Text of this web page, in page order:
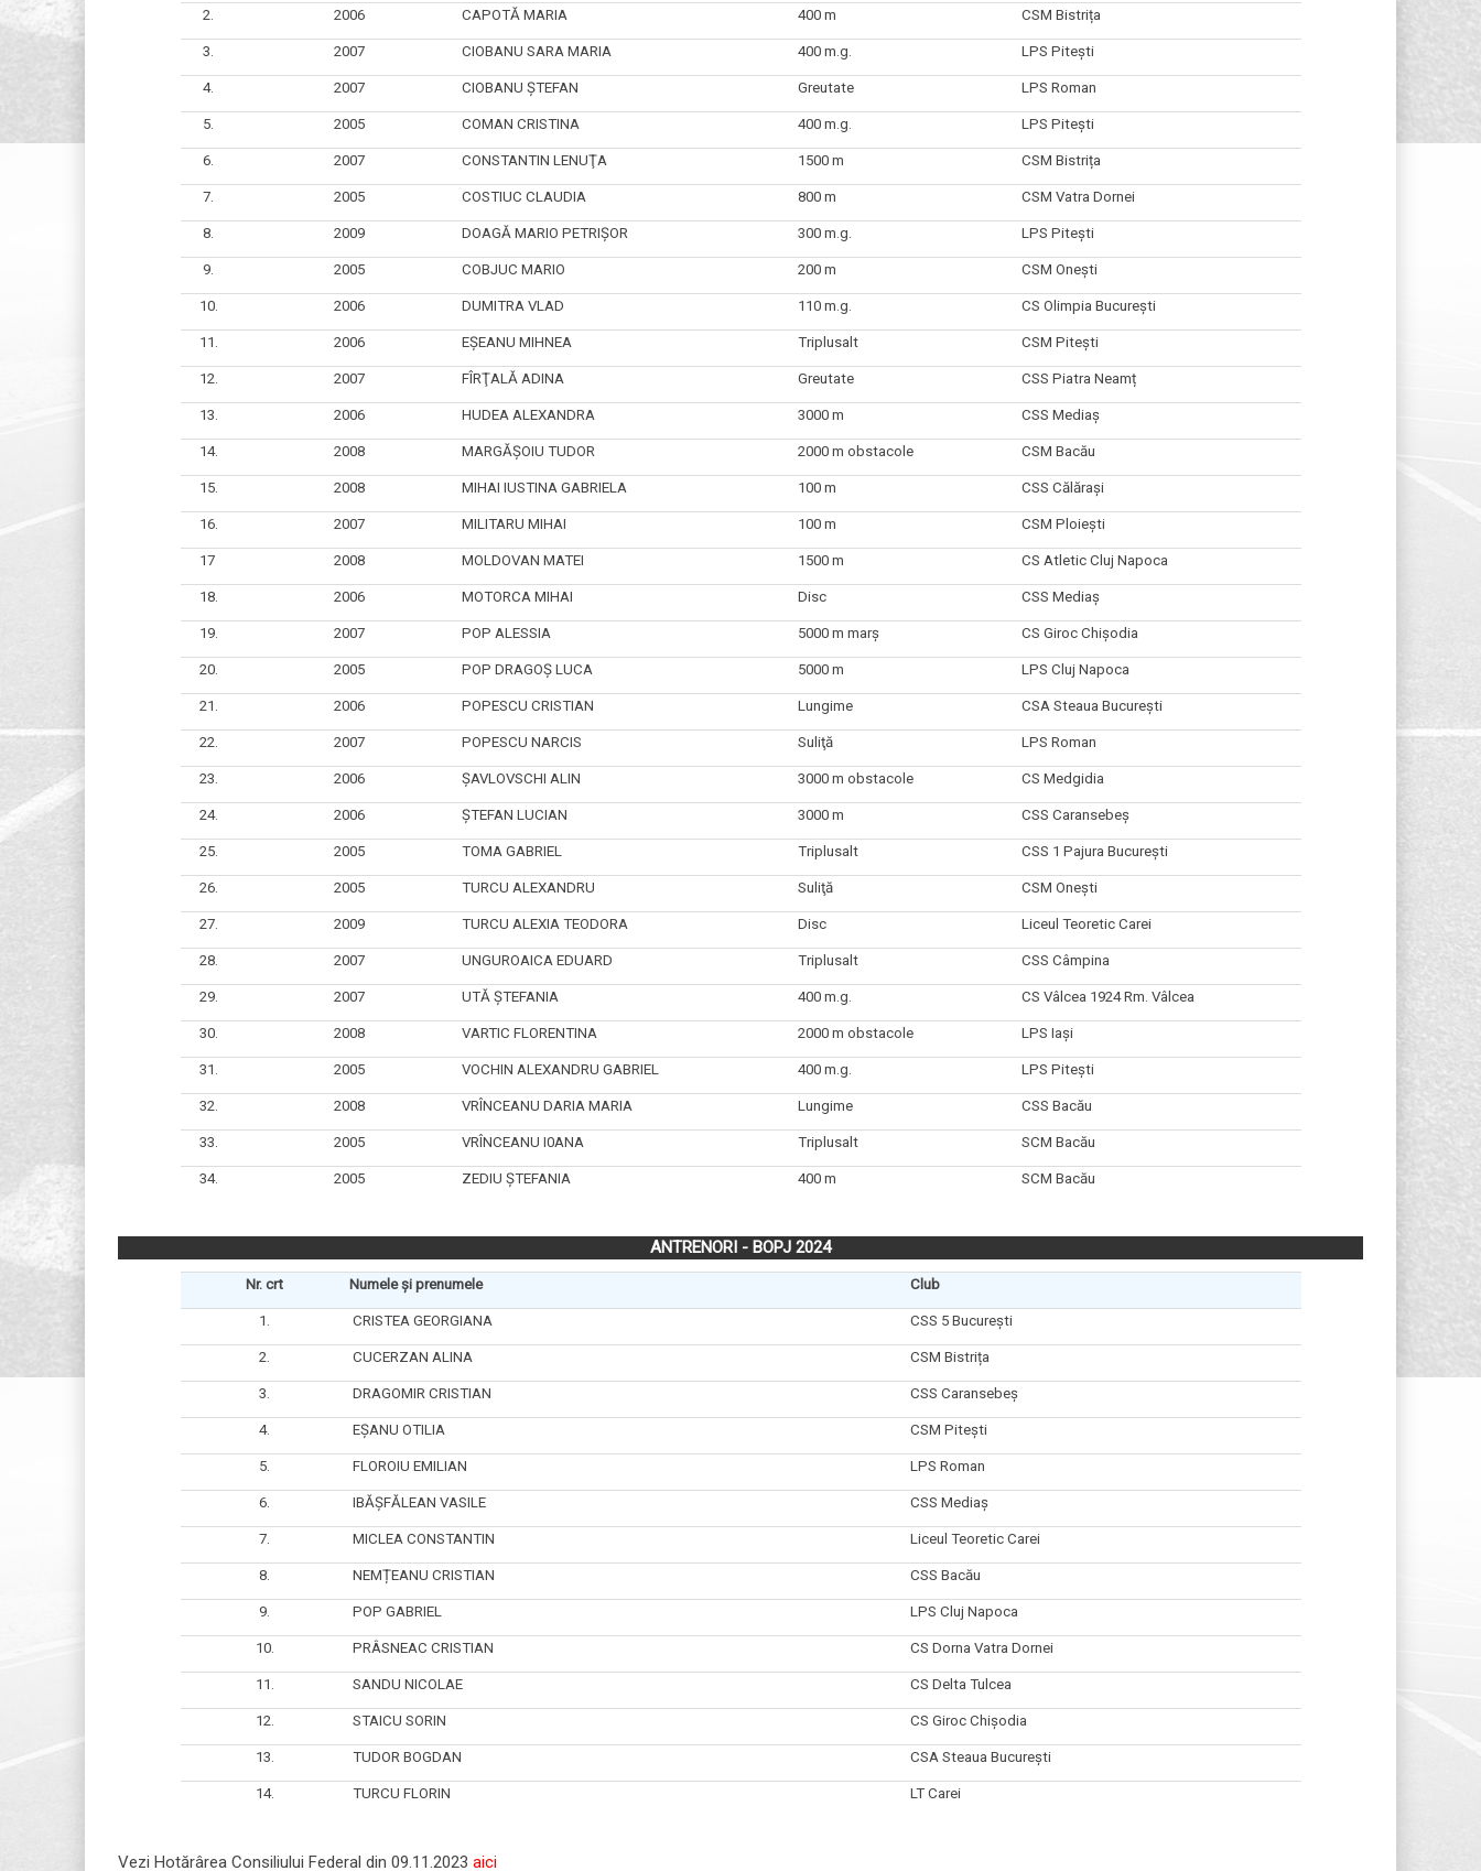
2. 2006 CAPOTĂ MARIA 400 m CSM Bistrița
3. 2007 CIOBANU SARA MARIA 400 m.g. LPS Pitești
4. 2007 CIOBANU ŞTEFAN Greutate LPS Roman
5. 2005 COMAN CRISTINA 400 m.g. LPS Pitești
6. 2007 CONSTANTIN LENUŢA 1500 m CSM Bistrița
7. 2005 COSTIUC CLAUDIA 800 m CSM Vatra Dornei
8. 2009 DOAGĂ MARIO PETRIŞOR 300 m.g. LPS Pitești
9. 2005 COBJUC MARIO 200 m CSM Onești
10. 2006 DUMITRA VLAD 110 m.g. CS Olimpia București
11. 2006 EŞEANU MIHNEA Triplusalt CSM Pitești
12. 2007 FÎRŢALĂ ADINA Greutate CSS Piatra Neamț
13. 2006 HUDEA ALEXANDRA 3000 m CSS Mediaș
14. 2008 MARGĂȘOIU TUDOR 2000 m obstacole CSM Bacău
15. 2008 MIHAI IUSTINA GABRIELA 100 m CSS Călărași
16. 2007 MILITARU MIHAI 100 m CSM Ploiești
17 2008 MOLDOVAN MATEI 1500 m CS Atletic Cluj Napoca
18. 2006 MOTORCA MIHAI Disc CSS Mediaș
19. 2007 POP ALESSIA 5000 m marș CS Giroc Chișodia
20. 2005 POP DRAGOŞ LUCA 5000 m LPS Cluj Napoca
21. 2006 POPESCU CRISTIAN Lungime CSA Steaua București
22. 2007 POPESCU NARCIS Suliţă LPS Roman
23. 2006 ŞAVLOVSCHI ALIN 3000 m obstacole CS Medgidia
24. 2006 ŞTEFAN LUCIAN 3000 m CSS Caransebeș
25. 2005 TOMA GABRIEL Triplusalt CSS 1 Pajura București
26. 2005 TURCU ALEXANDRU Suliţă CSM Onești
27. 2009 TURCU ALEXIA TEODORA Disc Liceul Teoretic Carei
28. 2007 UNGUROAICA EDUARD Triplusalt CSS Câmpina
29. 2007 UTĂ ŞTEFANIA 400 m.g. CS Vâlcea 1924 Rm. Vâlcea
30. 2008 VARTIC FLORENTINA 2000 m obstacole LPS Iași
31. 2005 VOCHIN ALEXANDRU GABRIEL 400 m.g. LPS Pitești
32. 2008 VRÎNCEANU DARIA MARIA Lungime CSS Bacău
33. 2005 VRÎNCEANU I0ANA Triplusalt SCM Bacău
34. 2005 ZEDIU ŞTEFANIA 400 m SCM Bacău
ANTRENORI - BOPJ 2024
Nr. crt Numele și prenumele Club
1. CRISTEA GEORGIANA CSS 5 București
2. CUCERZAN ALINA CSM Bistrița
3. DRAGOMIR CRISTIAN CSS Caransebeș
4. EȘANU OTILIA CSM Pitești
5. FLOROIU EMILIAN LPS Roman
6. IBĂȘFĂLEAN VASILE CSS Mediaș
7. MICLEA CONSTANTIN Liceul Teoretic Carei
8. NEMȚEANU CRISTIAN CSS Bacău
9. POP GABRIEL LPS Cluj Napoca
10. PRÂSNEAC CRISTIAN CS Dorna Vatra Dornei
11. SANDU NICOLAE CS Delta Tulcea
12. STAICU SORIN CS Giroc Chișodia
13. TUDOR BOGDAN CSA Steaua București
14. TURCU FLORIN LT Carei
Vezi Hotărârea Consiliului Federal din 09.11.2023 aici